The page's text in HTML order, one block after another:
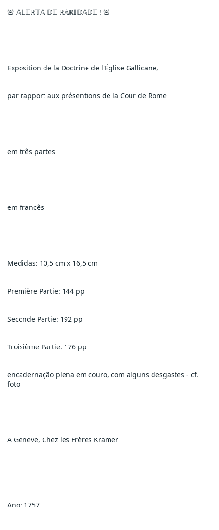
🚨 𝔸𝕃𝔼ℝ𝕋𝔸 𝔻𝔼 ℝ𝔸ℝ𝕀𝔻𝔸𝔻𝔼 ! 🚨
Exposition de la Doctrine de l'Église Gallicane,
par rapport aux présentions de la Cour de Rome
em três partes
em francês
Medidas: 10,5 cm x 16,5 cm
Première Partie: 144 pp
Seconde Partie: 192 pp
Troisième Partie: 176 pp
encadernação plena em couro, com alguns desgastes - cf.
foto
A Geneve, Chez les Frères Kramer
Ano: 1757